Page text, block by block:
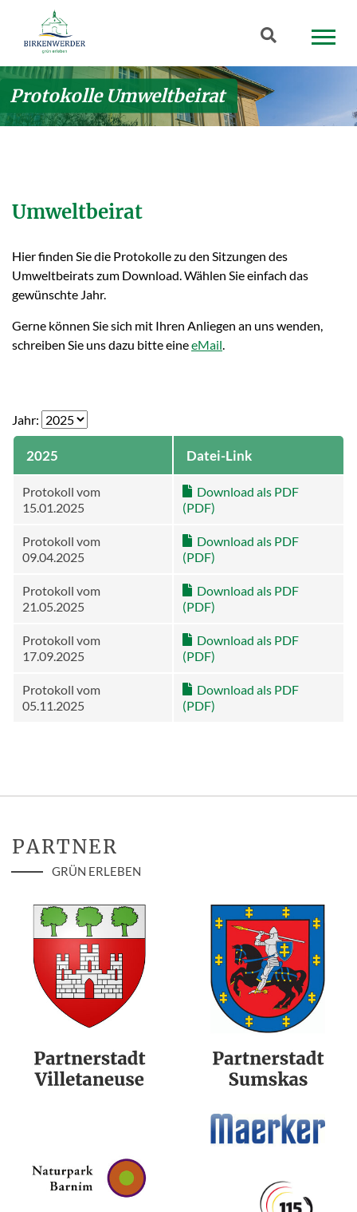
Zum Hauptinhalt springen
Suchbegriff
Protokolle Umweltbeirat
Umweltbeirat
Hier finden Sie die Protokolle zu den Sitzungen des
Umweltbeirats zum Download. Wählen Sie einfach das
gewünschte Jahr.
Gerne können Sie sich mit Ihren Anliegen an uns wenden,
schreiben Sie uns dazu bitte eineeMail
Jahr:
2025 Datei-Link
Protokoll vom
15.01.2025
Download als PDF
Protokoll vom
09.04.2025
Download als PDF
Protokoll vom
21.05.2025
Download als PDF
Protokoll vom
17.09.2025
Download als PDF
Protokoll vom
05.11.2025
Download als PDF
PARTNER
GRÜN ERLEBEN